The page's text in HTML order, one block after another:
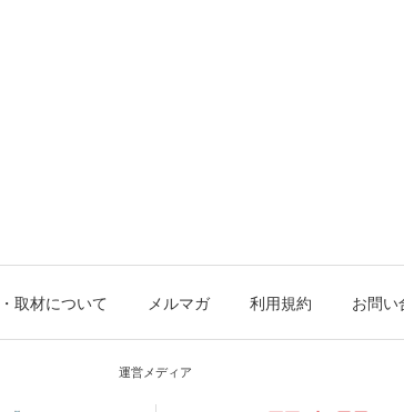
取材について メルマガ 利用規約 お問い
運営メディア